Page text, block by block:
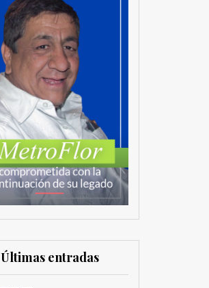
Últimas entradas